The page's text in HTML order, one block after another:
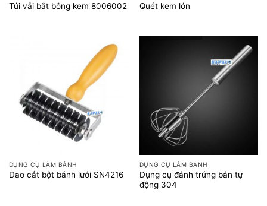
Túi vải bắt bông kem 8006002 Quét kem lớn
DỤNG CỤ LÀM BÁNH
Dao cắt bột bánh lưới SN4216
DỤNG CỤ LÀM BÁNH
Dụng cụ đánh trứng bán tự
động 304